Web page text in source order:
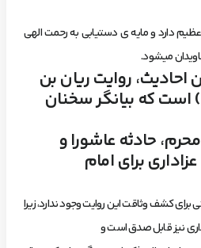
دارد و مایه ی دستیابی به رحمت الهی
میشود.
روایت ریان بن
است که بیانگر سخنان
حادثه عاشورا و
برای امام
برای کشف وثاقت این روایت وجود ندارد، زیرا
نیز قابل صدق است و